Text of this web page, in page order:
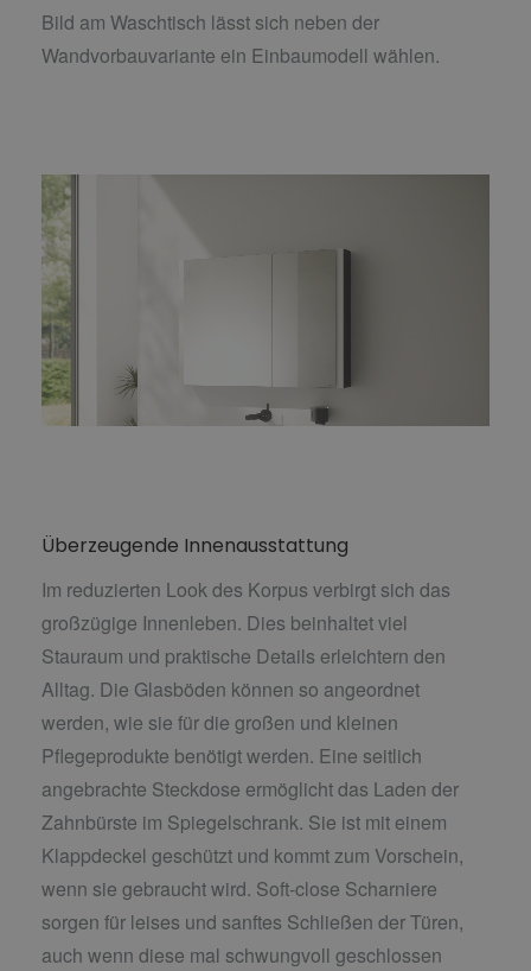
Bild am Waschtisch lässt sich neben der
Wandvorbauvariante ein Einbaumodell wählen.
Überzeugende Innenausstattung
Im reduzierten Look des Korpus verbirgt sich das
großzügige Innenleben. Dies beinhaltet viel
Stauraum und praktische Details erleichtern den
Alltag. Die Glasböden können so angeordnet
werden, wie sie für die großen und kleinen
Pflegeprodukte benötigt werden. Eine seitlich
angebrachte Steckdose ermöglicht das Laden der
Zahnbürste im Spiegelschrank. Sie ist mit einem
Klappdeckel geschützt und kommt zum Vorschein,
wenn sie gebraucht wird. Soft-close Scharniere
sorgen für leises und sanftes Schließen der Türen,
auch wenn diese mal schwungvoll geschlossen